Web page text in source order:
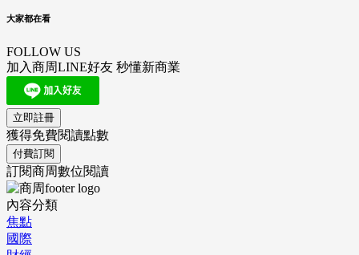
大家都在看
FOLLOW US
加入商周LINE好友 秒懂新商業
立即註冊
獲得免費閱讀點數
付費訂閱
訂閱商周數位閱讀
內容分類
焦點
國際